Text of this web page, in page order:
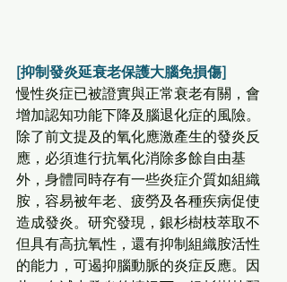
[抑制發炎延衰老保護大腦免損傷]
慢性炎症已被證實與正常衰老有關，會
增加認知功能下降及腦退化症的風險。
除了前文提及的氧化應激產生的發炎反
應，必須進行抗氧化消除多餘自由基
外，身體同時存有一些炎症介質如組織
胺，容易被年老、疲勞及各種疾病促使
造成發炎。研究發現，銀杉樹枝萃取不
但具有高抗氧性，還有抑制組織胺活性
的能力，可遏抑腦動脈的炎症反應。因